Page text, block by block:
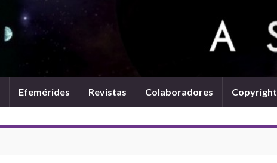
Efemérides Revistas Colaboradores Copyright